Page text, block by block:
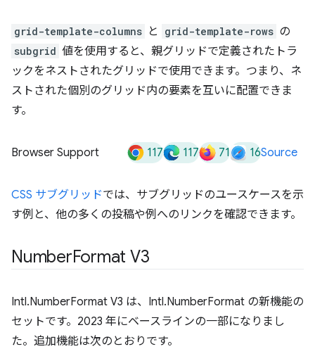
grid-template-columns と grid-template-rows の
subgrid 値を使用すると、親グリッドで定義されたトラ
ックをネストされたグリッドで使用できます。つまり、ネ
ストされた個別のグリッド内の要素を互いに配置できま
す。
Browser Support 117 117 71 16Source
CSS サブグリッドでは、サブグリッドのユースケースを示
す例と、他の多くの投稿や例へのリンクを確認できます。
NumberFormat V3
Intl.NumberFormat V3 は、Intl.NumberFormat の新機能の
セットです。2023 年にベースラインの一部になりまし
た。追加機能は次のとおりです。